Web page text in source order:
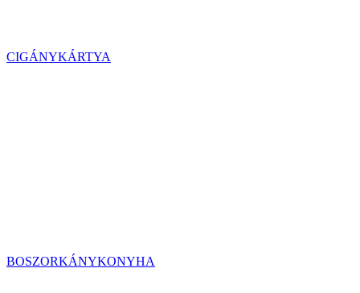
CIGÁNYKÁRTYA
BOSZORKÁNYKONYHA